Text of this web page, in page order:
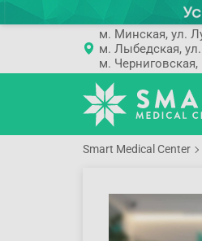
м. Минская, ул.
м. Лыбедская,
м.
Smart Medical Center